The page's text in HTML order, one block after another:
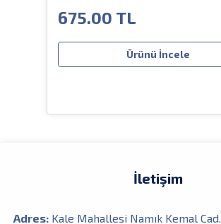
675.00 TL
Ürünü İncele
İletişim
Adres:Kale Mahallesi Namık Kemal